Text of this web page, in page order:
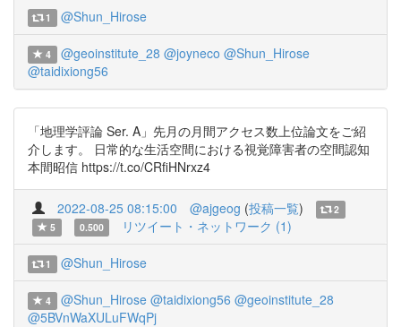
1 @Shun_Hirose
4 @geoinstitute_28 @joyneco @Shun_Hirose
@taidixiong56
「地理学評論 Ser. A」先月の月間アクセス数上位論文をご紹
介します。 日常的な生活空間における視覚障害者の空間認知
本間昭信 https://t.co/CRfiHNrxz4
2022-08-25 08:15:00 @ajgeog (投稿一覧)
2
5
0.500 リツイート・ネットワーク (1)
1 @Shun_Hirose
4 @Shun_Hirose @taidixiong56 @geoinstitute_28
@5BVnWaXULuFWqPj